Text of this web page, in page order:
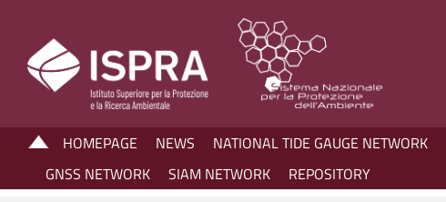
HOMEPAGE NEWS NATIONAL TIDE GAUGE NETWORK
GNSS NETWORK
SIAM NETWORK REPOSITORY